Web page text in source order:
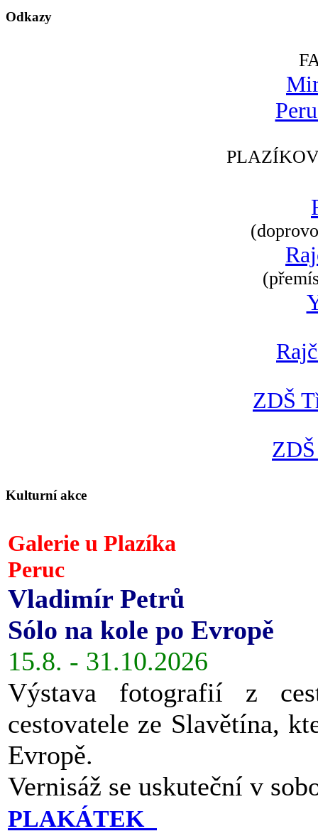
Odkazy
ZDŠ
Kulturní akce
Galerie u Plazíka
Peruc
Vladimír Petrů
Sólo na kole po Evropě
15.8. - 31.10.2026
Výstava fotografií z
cestovatele ze Slavětína,
Evropě.
Vernisáž se uskuteční v
PLAKÁTEK